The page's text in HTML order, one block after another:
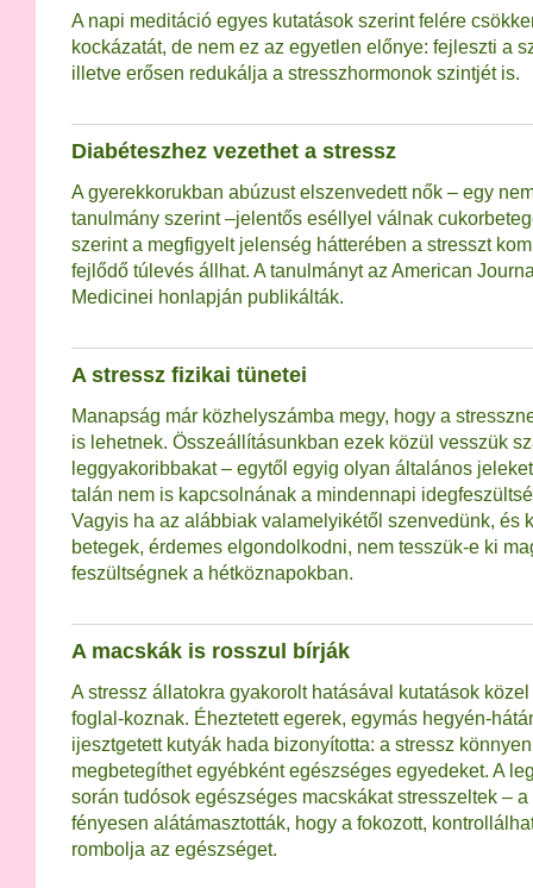
A napi meditáció egyes kutatások szerint felére
kockázatát, de nem ez az egyetlen előnye: fejleszti a
illetve erősen redukálja a stresszhormonok szintjét is.
Diabéteszhez vezethet a stressz
A gyerekkorukban abúzust elszenvedett nők – egy
tanulmány szerint –jelentős eséllyel válnak
szerint a megfigyelt jelenség hátterében a stresszt
fejlődő túlevés állhat. A tanulmányt az American
Medicinei honlapján publikálták.
A stressz fizikai tünetei
Manapság már közhelyszámba megy, hogy a
is lehetnek. Összeállításunkban ezek közül vesszük
leggyakoribbakat – egytől egyig olyan általános
talán nem is kapcsolnának a mindennapi
Vagyis ha az alábbiak valamelyikétől szenvedünk, és
betegek, érdemes elgondolkodni, nem tesszük-e ki
feszültségnek a hétköznapokban.
A macskák is rosszul bírják
A stressz állatokra gyakorolt hatásával kutatások
foglal-koznak. Éheztetett egerek, egymás hegyén-
ijesztgetett kutyák hada bizonyította: a stressz
megbetegíthet egyébként egészséges egyedeket. A
során tudósok egészséges macskákat stresszeltek –
fényesen alátámasztották, hogy a fokozott,
rombolja az egészséget.